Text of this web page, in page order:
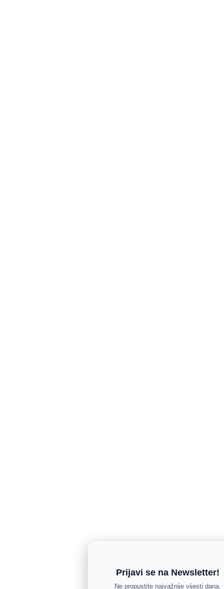
Prijavi se na Newsletter!
Ne propustite najvažnije vijesti dana.